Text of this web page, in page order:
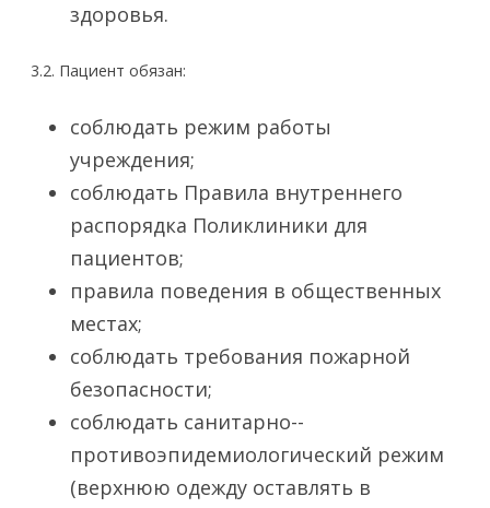
здоровья.
3.2. Пациент обязан:
соблюдать режим работы
учреждения;
соблюдать Правила внутреннего
распорядка Поликлиники для
пациентов;
правила поведения в общественных
местах;
соблюдать требования пожарной
безопасности;
соблюдать санитарно-­
противоэпидемиологический режим
(верхнюю одежду оставлять в